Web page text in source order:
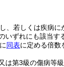
若しくは疾病
いずれにも該当す
同表に定める倍数
は第3級の傷病等級